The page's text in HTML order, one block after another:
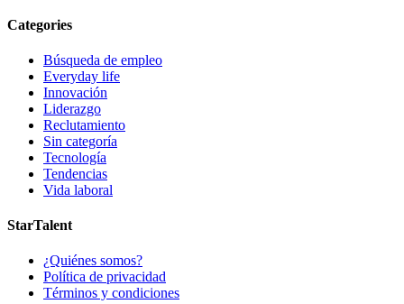
Categories
Búsqueda de empleo
Everyday life
Innovación
Liderazgo
Reclutamiento
Sin categoría
Tecnología
Tendencias
Vida laboral
StarTalent
¿Quiénes somos?
Política de privacidad
Términos y condiciones